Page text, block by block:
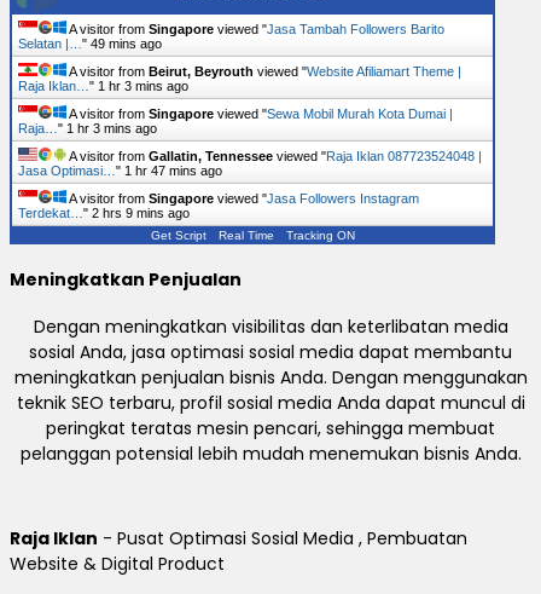
A visitor from Singapore viewed "Jasa Tambah Followers Barito
Selatan |… " 49 mins ago
A visitor from Beirut, Beyrouth viewed "Website Afiliamart Theme |
Raja Iklan… " 1 hr 3 mins ago
A visitor from Singapore viewed "Sewa Mobil Murah Kota Dumai |
Raja… " 1 hr 3 mins ago
A visitor from Gallatin, Tennessee viewed "Raja Iklan 087723524048 |
Jasa Optimasi… " 1 hr 47 mins ago
A visitor from Singapore viewed "Jasa Followers Instagram
Terdekat… " 2 hrs 9 mins ago
Get Script Real Time Tracking ON
Meningkatkan Penjualan
Dengan meningkatkan visibilitas dan keterlibatan media
sosial Anda, jasa optimasi sosial media dapat membantu
meningkatkan penjualan bisnis Anda. Dengan menggunakan
teknik SEO terbaru, profil sosial media Anda dapat muncul di
peringkat teratas mesin pencari, sehingga membuat
pelanggan potensial lebih mudah menemukan bisnis Anda.
Raja Iklan - Pusat Optimasi Sosial Media , Pembuatan
Website & Digital Product